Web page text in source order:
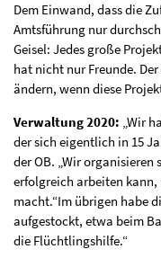
Dem Einwand, dass die
Amtsführung nur
Geisel: Jedes große
hat nicht nur Freunde.
ändern, wenn diese
Verwaltung 2020: „Wir
der sich eigentlich in 15
der OB. „Wir organisieren
erfolgreich arbeiten
macht.“Im übrigen habe
aufgestockt, etwa beim
die Flüchtlingshilfe.“